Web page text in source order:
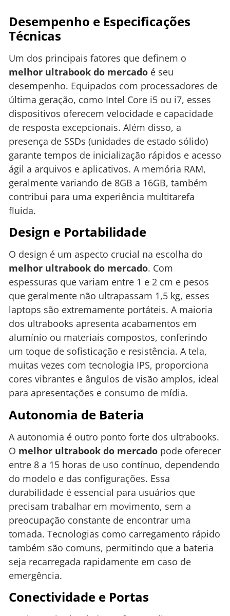
Desempenho e Especificações
Técnicas
Um dos principais fatores que definem o
melhor ultrabook do mercado é seu
desempenho. Equipados com processadores de
última geração, como Intel Core i5 ou i7, esses
dispositivos oferecem velocidade e capacidade
de resposta excepcionais. Além disso, a
presença de SSDs (unidades de estado sólido)
garante tempos de inicialização rápidos e acesso
ágil a arquivos e aplicativos. A memória RAM,
geralmente variando de 8GB a 16GB, também
contribui para uma experiência multitarefa
fluida.
Design e Portabilidade
O design é um aspecto crucial na escolha do
melhor ultrabook do mercado. Com
espessuras que variam entre 1 e 2 cm e pesos
que geralmente não ultrapassam 1,5 kg, esses
laptops são extremamente portáteis. A maioria
dos ultrabooks apresenta acabamentos em
alumínio ou materiais compostos, conferindo
um toque de sofisticação e resistência. A tela,
muitas vezes com tecnologia IPS, proporciona
cores vibrantes e ângulos de visão amplos, ideal
para apresentações e consumo de mídia.
Autonomia de Bateria
A autonomia é outro ponto forte dos ultrabooks.
O melhor ultrabook do mercado pode oferecer
entre 8 a 15 horas de uso contínuo, dependendo
do modelo e das configurações. Essa
durabilidade é essencial para usuários que
precisam trabalhar em movimento, sem a
preocupação constante de encontrar uma
tomada. Tecnologias como carregamento rápido
também são comuns, permitindo que a bateria
seja recarregada rapidamente em caso de
emergência.
Conectividade e Portas